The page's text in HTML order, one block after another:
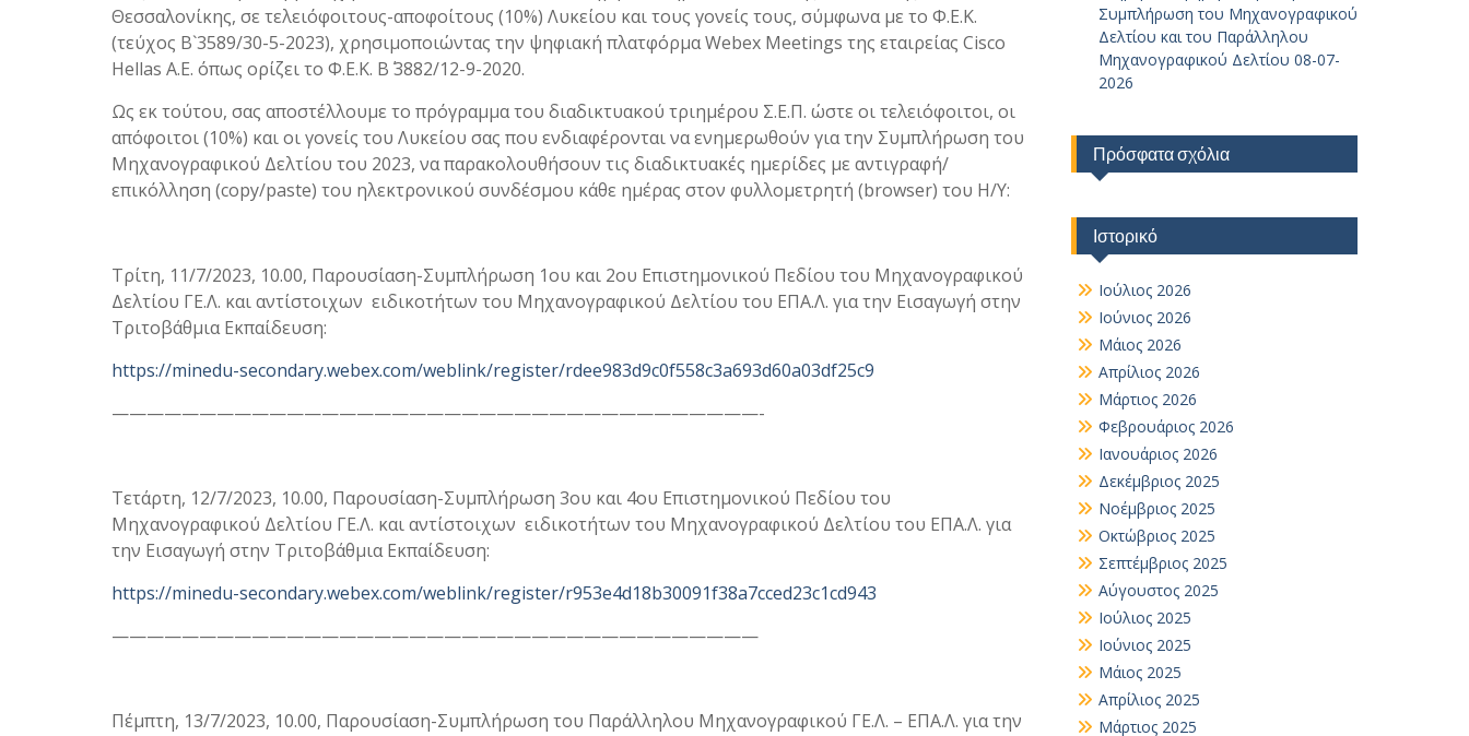
Θεσσαλονίκης, σε τελειόφοιτους-αποφοίτους (10%) Λυκείου και τους γονείς τους, σύμφωνα με το Φ.Ε.Κ.
(τεύχος Β`3589/30-5-2023), χρησιμοποιώντας την ψηφιακή πλατφόρμα Webex Meetings της εταιρείας Cisco
Hellas Α.Ε. όπως ορίζει το Φ.Ε.Κ. Β΄ 3882/12-9-2020.
Ως εκ τούτου, σας αποστέλλουμε το πρόγραμμα του διαδικτυακού τριημέρου Σ.Ε.Π. ώστε οι τελειόφοιτοι, οι
απόφοιτοι (10%) και οι γονείς του Λυκείου σας που ενδιαφέρονται να ενημερωθούν για την Συμπλήρωση του
Μηχανογραφικού Δελτίου του 2023, να παρακολουθήσουν τις διαδικτυακές ημερίδες με αντιγραφή/
επικόλληση (copy/paste) του ηλεκτρονικού συνδέσμου κάθε ημέρας στον φυλλομετρητή (browser) του Η/Υ:
Τρίτη, 11/7/2023, 10.00, Παρουσίαση-Συμπλήρωση 1ου και 2ου Επιστημονικού Πεδίου του Μηχανογραφικού
Δελτίου ΓΕ.Λ. και αντίστοιχων ειδικοτήτων του Μηχανογραφικού Δελτίου του ΕΠΑ.Λ. για την Εισαγωγή στην
Τριτοβάθμια Εκπαίδευση:
https://minedu-secondary.webex.com/weblink/register/rdee983d9c0f558c3a693d60a03df25c9
—————————————————————————————————————-
Τετάρτη, 12/7/2023, 10.00, Παρουσίαση-Συμπλήρωση 3ου και 4ου Επιστημονικού Πεδίου του
Μηχανογραφικού Δελτίου ΓΕ.Λ. και αντίστοιχων ειδικοτήτων του Μηχανογραφικού Δελτίου του ΕΠΑ.Λ. για
την Εισαγωγή στην Τριτοβάθμια Εκπαίδευση:
https://minedu-secondary.webex.com/weblink/register/r953e4d18b30091f38a7cced23c1cd943
—————————————————————————————————————
Πέμπτη, 13/7/2023, 10.00, Παρουσίαση-Συμπλήρωση του Παράλληλου Μηχανογραφικού ΓΕ.Λ. – ΕΠΑ.Λ. για την
Συμπλήρωση του Μηχανογραφικού
Δελτίου και του Παράλληλου
Μηχανογραφικού Δελτίου 08-07-
2026
Πρόσφατα σχόλια
Ιστορικό
Ιούλιος 2026
Ιούνιος 2026
Μάιος 2026
Απρίλιος 2026
Μάρτιος 2026
Φεβρουάριος 2026
Ιανουάριος 2026
Δεκέμβριος 2025
Νοέμβριος 2025
Οκτώβριος 2025
Σεπτέμβριος 2025
Αύγουστος 2025
Ιούλιος 2025
Ιούνιος 2025
Μάιος 2025
Απρίλιος 2025
Μάρτιος 2025